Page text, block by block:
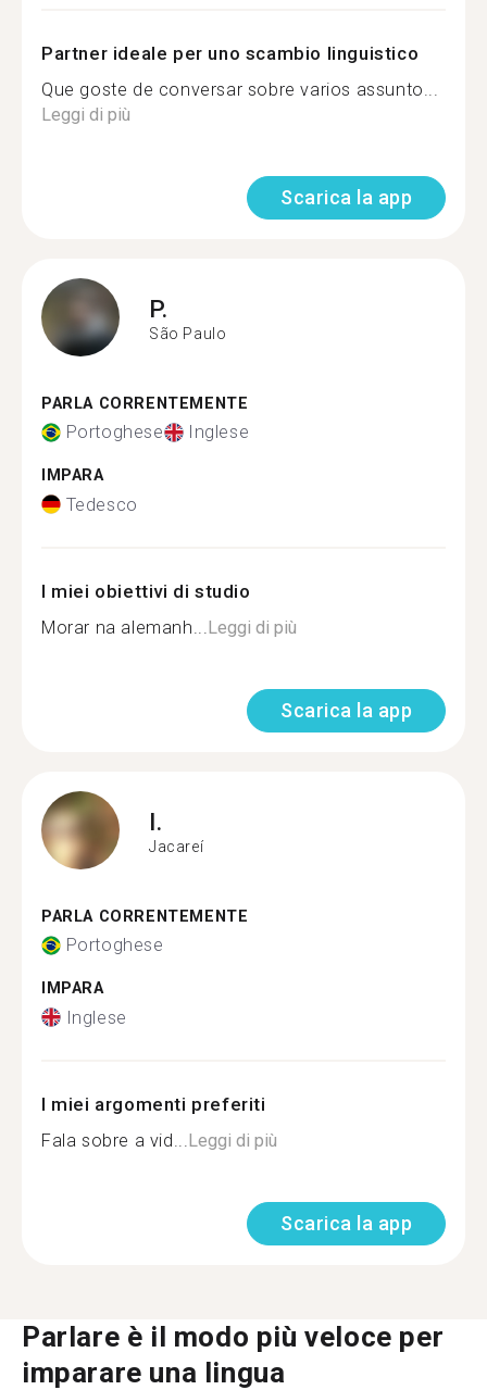
Partner ideale per uno scambio linguistico
Que goste de conversar sobre varios assunto...
Leggi di più
Scarica la app
P.
São Paulo
PARLA CORRENTEMENTE
Portoghese Inglese
IMPARA
Tedesco
I miei obiettivi di studio
Morar na alemanh... Leggi di più
Scarica la app
I.
Jacareí
PARLA CORRENTEMENTE
Portoghese
IMPARA
Inglese
I miei argomenti preferiti
Fala sobre a vid... Leggi di più
Scarica la app
Parlare è il modo più veloce per
imparare una lingua